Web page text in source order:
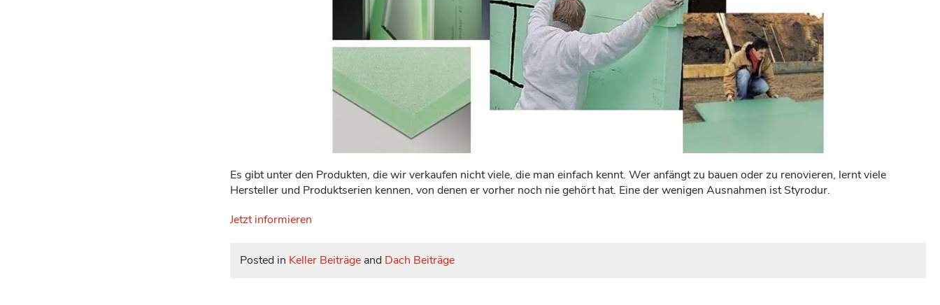
Es gibt unter den Produkten, die wir verkaufen nicht viele, die man einfach kennt. Wer anfängt zu bauen oder zu renovieren, lernt viele
Hersteller und Produktserien kennen, von denen er vorher noch nie gehört hat. Eine der wenigen Ausnahmen ist Styrodur.
Jetzt informieren
Posted in Keller Beiträge and Dach Beiträge